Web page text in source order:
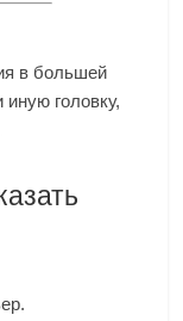
в большей
иную головку,